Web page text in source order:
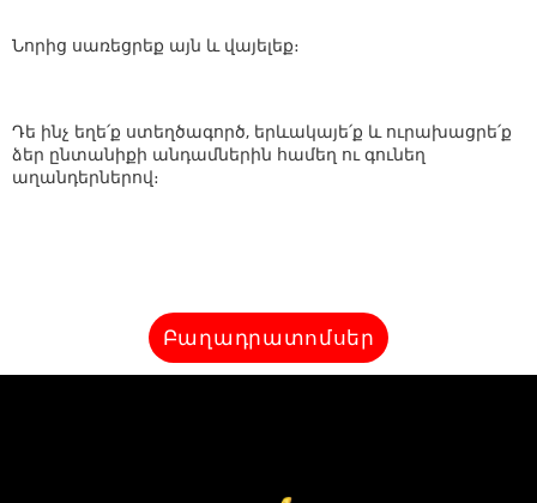
Նորից սառեցրեք այն և վայելեք։
Դե ինչ եղե՛ք ստեղծագործ, երևակայե՛ք և ուրախացրե՛ք
ձեր ընտանիքի անդամներին համեղ ու գունեղ
աղանդերներով։
Բաղադրատոմսեր